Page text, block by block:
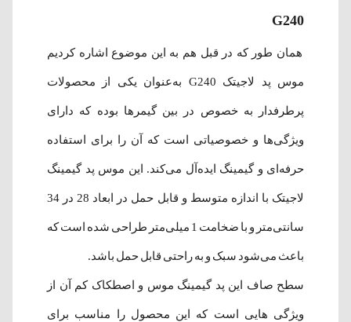
G240
همان طور که در قبل هم به این موضوع اشاره کردیم
موس پد لاجیتک G240 به‌عنوان یکی از محصولات
پرطرفدار به خصوص در بین گیمرها بوده که دارای
ویژگی‌ها و خصوصیاتی است که آن را برای استفاده
حرفه‌ای و گیمینگ ایده‌آل می‌کند. این موس پد گیمینگ
لاجیتک با اندازه متوسط و قابل حمل در ابعاد 28 در 34
سانتی‌متر و با ضخامت 1 میلی‌متر طراحی شده است که
باعث می‌شود سبک و به راحتی قابل حمل باشد.
سطح صاف این پد گیمینگ موس و اصطکاک کم آن از
ویژگی هایی است که این محصول را مناسب برای